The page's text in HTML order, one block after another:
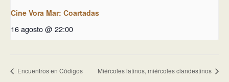
Cine Vora Mar: Coartadas
16 agosto @ 22:00
Encuentros en Códigos Miércoles latinos, miércoles clandestinos